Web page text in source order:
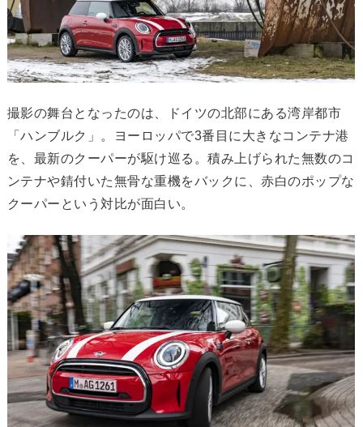
撮影の舞台となったのは、ドイツの北部にある湾岸都市
「ハンブルク」。ヨーロッパで3番目に大きなコンテナ港
を、最新のクーパーが駆け巡る。積み上げられた無数のコ
ンテナや錆付いた無骨な重機をバックに、赤白のポップな
クーパーという対比が面白い。